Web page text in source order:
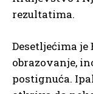
rezultatima.
Desetljećima
obrazovanje,
postignuća.